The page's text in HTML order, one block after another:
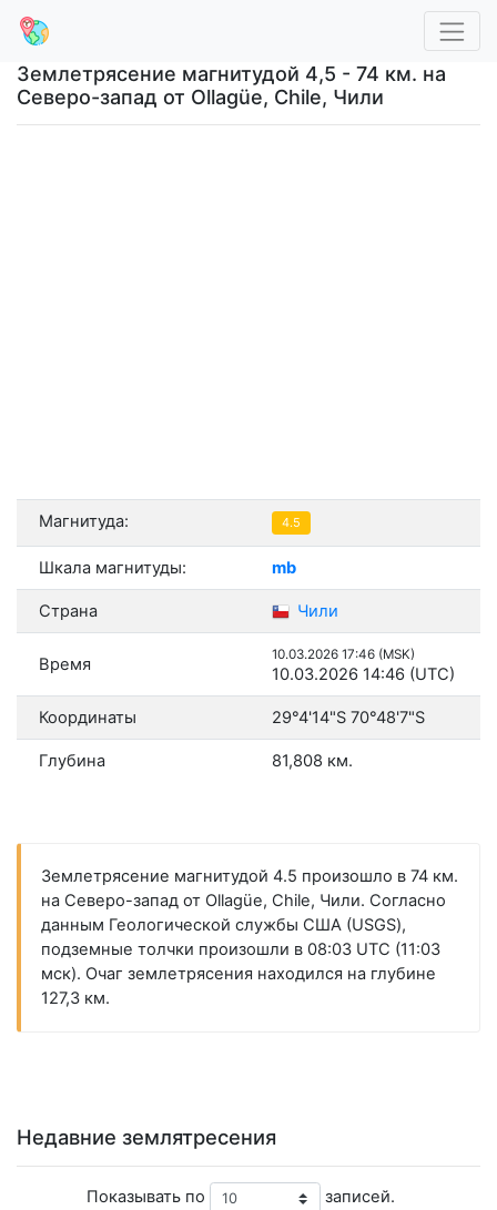
Землетрясение магнитудой 4,5 - 74 км. на
Северо-запад от Ollagüe, Chile, Чили
Магнитуда: 4.5
Шкала магнитуды: mb
Страна Чили
Время 10.03.2026 17:46 (MSK)
10.03.2026 14:46 (UTC)
Координаты 29°4'14"S 70°48'7"S
Глубина 81,808 км.
Землетрясение магнитудой 4.5 произошло в 74 км.
на Северо-запад от Ollagüe, Chile, Чили. Согласно
данным Геологической службы США (USGS),
подземные толчки произошли в 08:03 UTC (11:03
мск). Очаг землетрясения находился на глубине
127,3 км.
Недавние землятресения
Показывать по записей.